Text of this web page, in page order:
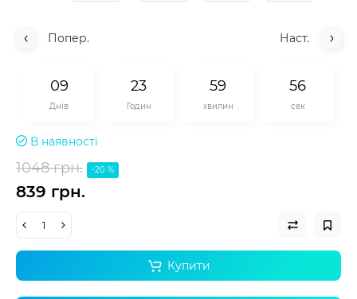
Попер. Наст.
09
Днів
23
Годин
59
хвилин
55
сек
В наявності
1048 грн. -20 %
839 грн.
Купити